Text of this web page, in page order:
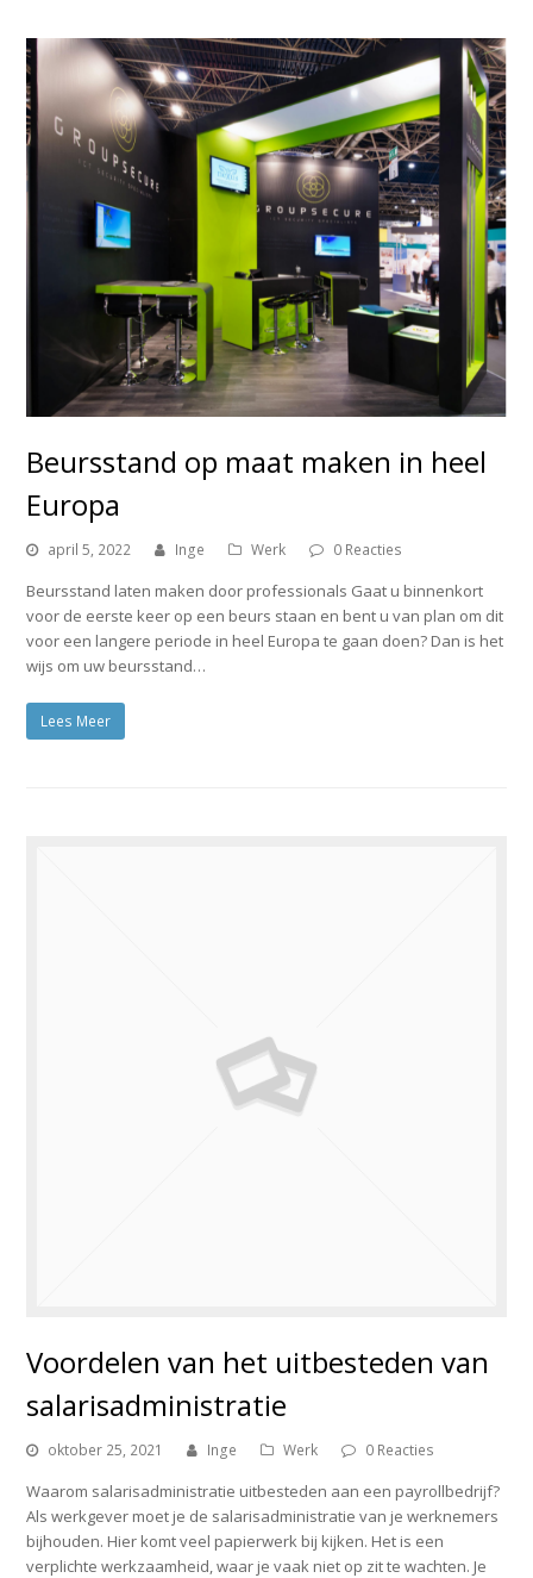
Beursstand op maat maken in heel
Europa
april 5, 2022 Inge Werk 0 Reacties
Beursstand laten maken door professionals Gaat u binnenkort
voor de eerste keer op een beurs staan en bent u van plan om dit
voor een langere periode in heel Europa te gaan doen? Dan is het
wijs om uw beursstand…
Lees Meer
Voordelen van het uitbesteden van
salarisadministratie
oktober 25, 2021 Inge Werk 0 Reacties
Waarom salarisadministratie uitbesteden aan een payrollbedrijf?
Als werkgever moet je de salarisadministratie van je werknemers
bijhouden. Hier komt veel papierwerk bij kijken. Het is een
verplichte werkzaamheid, waar je vaak niet op zit te wachten. Je